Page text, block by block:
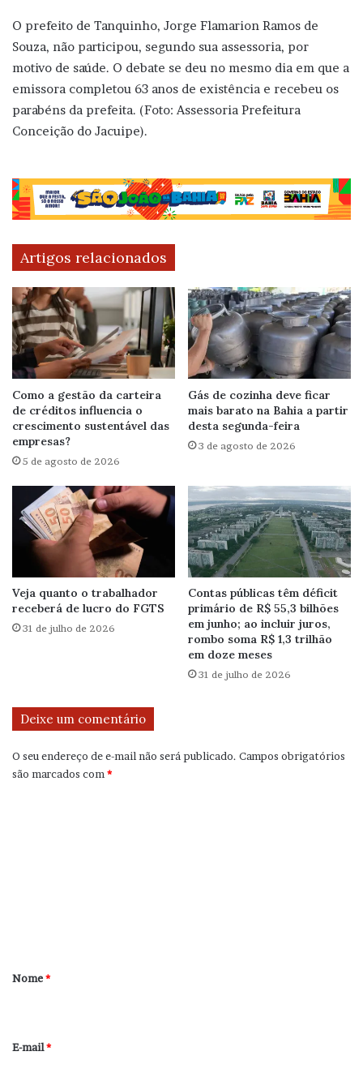
O prefeito de Tanquinho, Jorge Flamarion Ramos de
Souza, não participou, segundo sua assessoria, por
motivo de saúde. O debate se deu no mesmo dia em que a
emissora completou 63 anos de existência e recebeu os
parabéns da prefeita. (Foto: Assessoria Prefeitura
Conceição do Jacuipe).
Artigos relacionados
Como a gestão da carteira
de créditos influencia o
crescimento sustentável das
empresas?
5 de agosto de 2026
Gás de cozinha deve ficar
mais barato na Bahia a partir
desta segunda-feira
3 de agosto de 2026
Veja quanto o trabalhador
receberá de lucro do FGTS
31 de julho de 2026
Contas públicas têm déficit
primário de R$ 55,3 bilhões
em junho; ao incluir juros,
rombo soma R$ 1,3 trilhão
em doze meses
31 de julho de 2026
Deixe um comentário
O seu endereço de e-mail não será publicado. Campos obrigatórios
são marcados com*
r
*
Nome*
E-mail*